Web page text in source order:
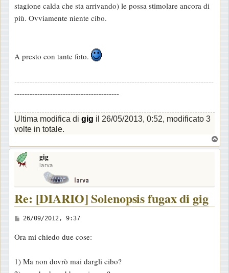
stagione calda che sta arrivando) le possa stimolare ancora di
più. Ovviamente niente cibo.
A presto con tante foto.
------------------------------------------------------------------------------
-----------------------------------------
Ultima modifica di gig il 26/05/2013, 0:52, modificato 3
volte in totale.
o
gig
larva
Re: [DIARIO] Solenopsis fugax di gig
M
s
a
26/09/2012, 9:37
Ora mi chiedo due cose:
1) Ma non dovrò mai dargli cibo?